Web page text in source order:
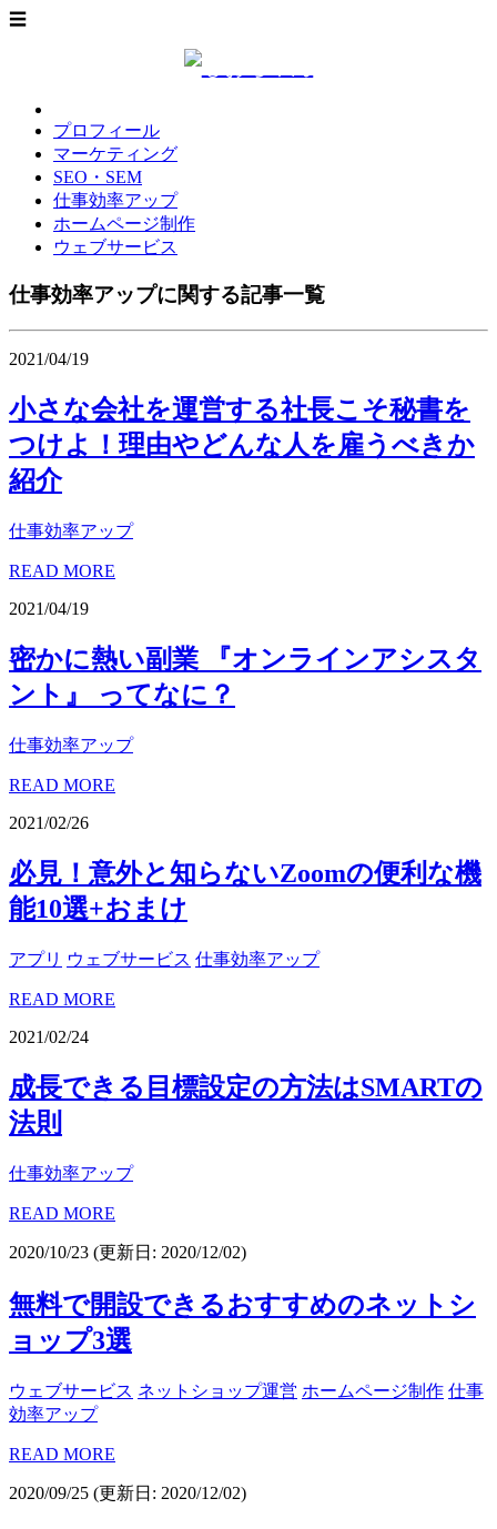
☰
プロフィール
マーケティング
SEO・SEM
仕事効率アップ
ホームページ制作
ウェブサービス
仕事効率アップに関する記事一覧
2021/04/19
小さな会社を運営する社長こそ秘書を
つけよ！理由やどんな人を雇うべきか
紹介
仕事効率アップ
READ MORE
2021/04/19
密かに熱い副業 『オンラインアシスタ
ント』 ってなに？
仕事効率アップ
READ MORE
2021/02/26
必見！意外と知らないZoomの便利な機
能10選+おまけ
アプリ ウェブサービス 仕事効率アップ
READ MORE
2021/02/24
成長できる目標設定の方法はSMARTの
法則
仕事効率アップ
READ MORE
2020/10/23 (更新日: 2020/12/02)
無料で開設できるおすすめのネットシ
ョップ3選
ウェブサービス ネットショップ運営 ホームページ制作 仕事
効率アップ
READ MORE
2020/09/25 (更新日: 2020/12/02)